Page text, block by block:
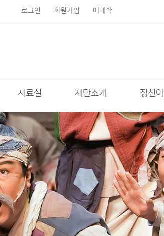
로그인 회원가입 예매확
자료실 재단소개 정선